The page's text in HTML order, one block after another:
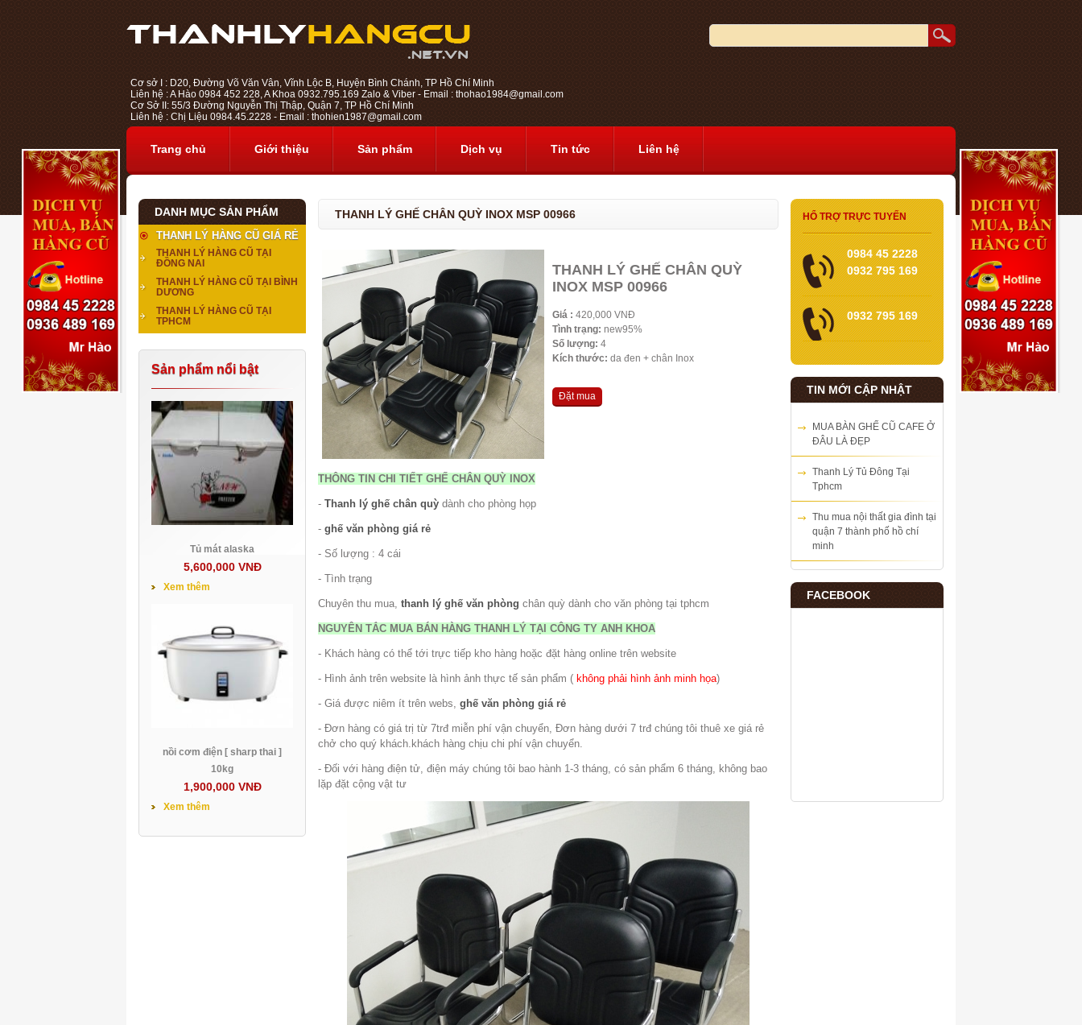
Cơ sở I : D20, Đường Võ Văn Vân, Vĩnh Lộc B, Huyện Bình Chánh, TP Hồ Chí Minh
Liên hệ : A Hào 0984 452 228, A Khoa 0932.795.169 Zalo & Viber - Email : thohao1984@gmail.com
Cơ Sở II: 55/3 Đường Nguyễn Thị Thập, Quận 7, TP Hồ Chí Minh
Liên hệ : Chị Liệu 0984.45.2228 - Email : thohien1987@gmail.com
Trang chủ Giới thiệu Sản phẩm Dịch vụ Tin tức Liên hệ
DANH MỤC SẢN PHẨM
THANH LÝ HÀNG CŨ GIÁ RẺ
THANH LÝ HÀNG CŨ TẠI
ĐỒNG NAI
THANH LÝ HÀNG CŨ TẠI BÌNH
DƯƠNG
THANH LÝ HÀNG CŨ TẠI
TPHCM
Sản phẩm nổi bật
Tủ mát alaska
5,600,000 VNĐ
Xem thêm
nồi cơm điện [ sharp thai ]
10kg
1,900,000 VNĐ
Xem thêm
THANH LÝ GHẾ CHÂN QUỲ INOX MSP 00966
THANH LÝ GHẾ CHÂN QUỲ
INOX MSP 00966
Giá : 420,000 VNĐ
Tình trạng: new95%
Số lượng: 4
Kích thước: da đen + chân Inox
Đặt mua
THÔNG TIN CHI TIẾT GHẾ CHÂN QUỲ INOX
- Thanh lý ghế chân quỳ dành cho phòng họp
- ghế văn phòng giá rẻ
- Số lượng : 4 cái
- Tình trạng
Chuyên thu mua, thanh lý ghế văn phòng chân quỳ dành cho văn phòng tại tphcm
NGUYÊN TẮC MUA BÁN HÀNG THANH LÝ TẠI CÔNG TY ANH KHOA
- Khách hàng có thể tới trực tiếp kho hàng hoặc đặt hàng online trên website
- Hình ảnh trên website là hình ảnh thực tế sản phẩm ( không phải hình ảnh minh họa)
- Giá được niêm ít trên webs, ghế văn phòng giá rẻ
- Đơn hàng có giá trị từ 7trđ miễn phí vận chuyển, Đơn hàng dưới 7 trđ chúng tôi thuê xe giá rẻ
chở cho quý khách.khách hàng chịu chi phí vận chuyển.
- Đối với hàng điện tử, điện máy chúng tôi bao hành 1-3 tháng, có sản phẩm 6 tháng, không bao
lặp đặt cộng vật tư
HỔ TRỢ TRỰC TUYẾN
0984 45 2228
0932 795 169
0932 795 169
TIN MỚI CẬP NHẬT
MUA BÀN GHẾ CŨ CAFE Ở
ĐÂU LÀ ĐẸP
Thanh Lý Tủ Đông Tại
Tphcm
Thu mua nội thất gia đình tại
quận 7 thành phố hồ chí
minh
FACEBOOK